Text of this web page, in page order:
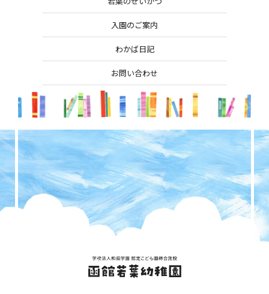
入園のご案内
わかば日記
お問い合わせ